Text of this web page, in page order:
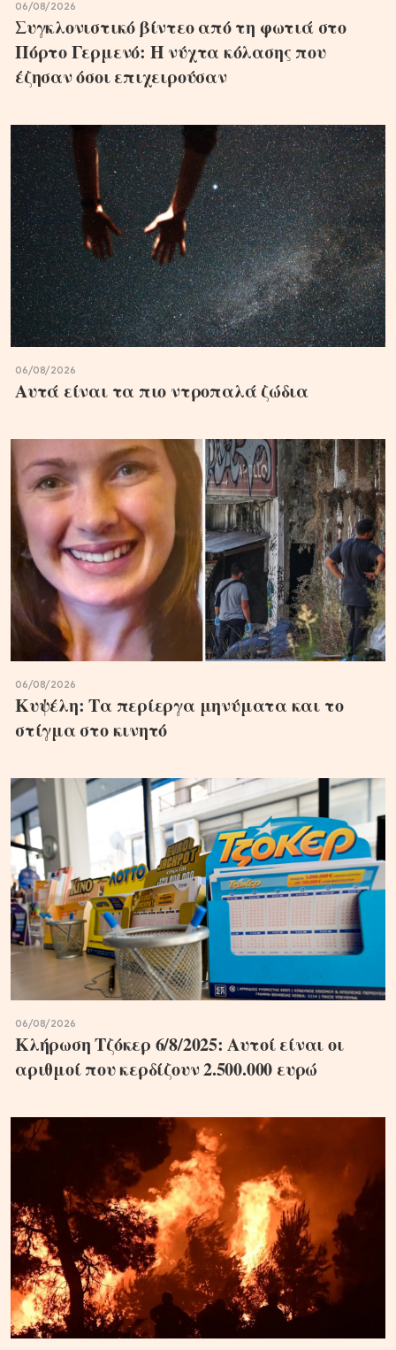
06/08/2026
Συγκλονιστικό βίντεο από τη φωτιά στο
Πόρτο Γερμενό: Η νύχτα κόλασης που
έζησαν όσοι επιχειρούσαν
06/08/2026
Αυτά είναι τα πιο ντροπαλά ζώδια
06/08/2026
Κυψέλη: Τα περίεργα μηνύματα και το
στίγμα στο κινητό
06/08/2026
Κλήρωση Τζόκερ 6/8/2025: Αυτοί είναι οι
αριθμοί που κερδίζουν 2.500.000 ευρώ